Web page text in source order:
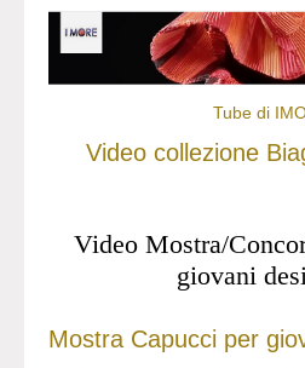
Tube di
Video collezione
Video Mostra/
giovani
Mostra Capucci per